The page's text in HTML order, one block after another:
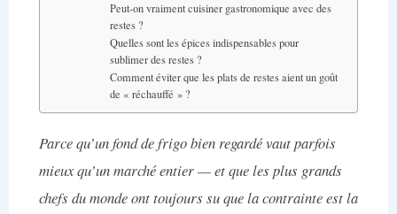
Peut-on vraiment cuisiner gastronomique avec des
restes ?
Quelles sont les épices indispensables pour
sublimer des restes ?
Comment éviter que les plats de restes aient un goût
de « réchauffé » ?
Parce qu’un fond de frigo bien regardé vaut parfois
mieux qu’un marché entier — et que les plus grands
chefs du monde ont toujours su que la contrainte est la